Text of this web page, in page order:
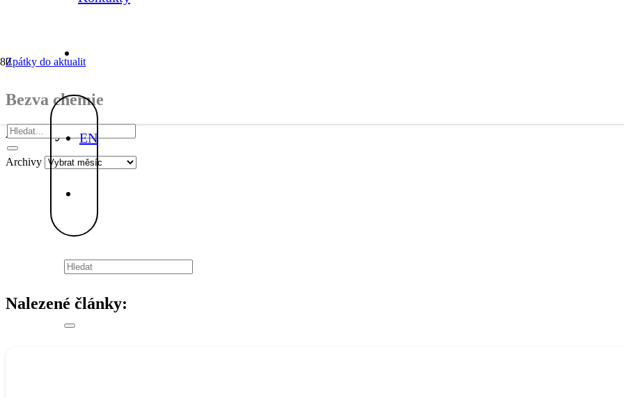
EN
Zpátky do aktualit
Bezva chemie
Archivy
Archivy
Nalezené články: